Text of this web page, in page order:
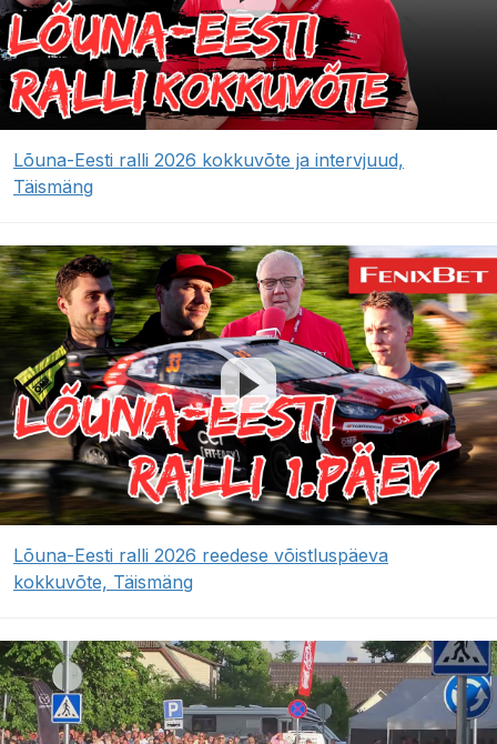
Lõuna-Eesti ralli 2026 kokkuvõte ja intervjuud,
Täismäng
Lõuna-Eesti ralli 2026 reedese võistluspäeva
kokkuvõte, Täismäng